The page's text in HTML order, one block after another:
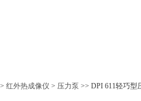
> 红外热成像仪 > 压力泵 >> DPI 611轻巧型